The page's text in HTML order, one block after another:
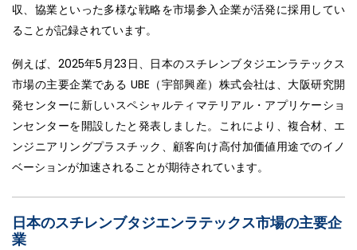
収、協業といった多様な戦略を市場参入企業が活発に採用してい
ることが記録されています。
例えば、2025年5月23日、日本のスチレンブタジエンラテックス
市場の主要企業である UBE（宇部興産）株式会社は、大阪研究開
発センターに新しいスペシャルティマテリアル・アプリケーショ
ンセンターを開設したと発表しました。これにより、複合材、エ
ンジニアリングプラスチック、顧客向け高付加価値用途でのイノ
ベーションが加速されることが期待されています。
日本のスチレンブタジエンラテックス市場の主要企
業